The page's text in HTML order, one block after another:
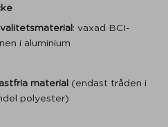
: vaxad BCI-
i aluminium
material (endast tråden i
polyester)